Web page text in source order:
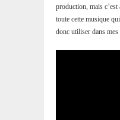
production, mais c’est
toute cette musique
donc utiliser dans mes